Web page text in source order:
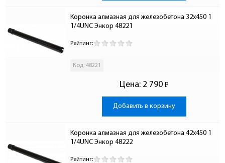
Коронка алмазная для железобетона 32x450 1
1/4UNC Энкор 48221
Рейтинг:
Код: 48221
Цена: 2 790 Р
-
Добавить в корзину
Коронка алмазная для железобетона 42x450 1
1/4UNC Энкор 48222
Рейтинг: